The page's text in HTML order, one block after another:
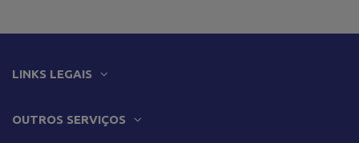
LINKS LEGAIS
OUTROS SERVIÇOS